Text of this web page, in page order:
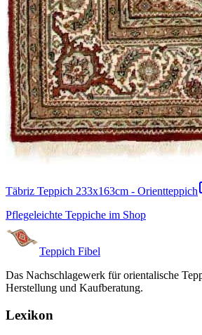
Täbriz Teppich 233x163cm - Orientteppich
Pflegeleichte Teppiche im Shop
Teppich Fibel
Das Nachschlagewerk für orientalische
Herstellung und Kaufberatung.
Lexikon